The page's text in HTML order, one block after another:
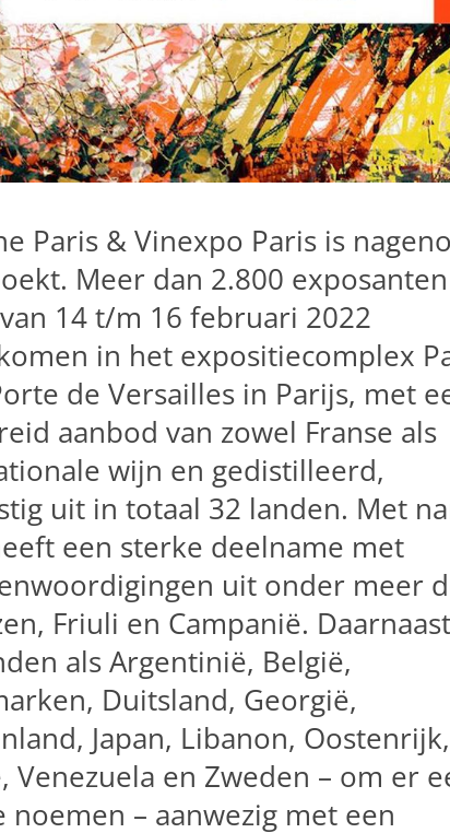
Paris & Vinexpo Paris is
Meer dan 2.800 exposanten
14 t/m 16 februari 2022
in het expositiecomplex
de Versailles in Parijs, met
aanbod van zowel Franse als
wijn en gedistilleerd,
uit in totaal 32 landen. Met
een sterke deelname met
uit onder meer
Friuli en Campanië. Daarnaast
als Argentinië, België,
Duitsland, Georgië,
Japan, Libanon, Oostenrijk,
Venezuela en Zweden – om er
noemen – aanwezig met een